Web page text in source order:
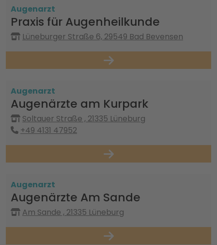
Augenarzt
Praxis für Augenheilkunde
Lüneburger Straße 6, 29549 Bad Bevensen
Augenarzt
Augenärzte am Kurpark
Soltauer Straße , 21335 Lüneburg
+49 4131 47952
Augenarzt
Augenärzte Am Sande
Am Sande , 21335 Lüneburg